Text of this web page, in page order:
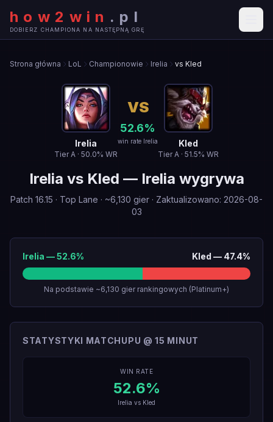
how2win . pl
DOBIERZ CHAMPIONA NA NASTĘPNĄ GRĘ
Strona główna LoL Championowie Irelia vs Kled
Irelia
TierA · 50.0% WR
VS
52.6%
win rate Irelia Kled
TierA · 51.5% WR
Irelia vs Kled — Irelia wygrywa
Patch 16.15 · Top Lane · ~6,130 gier · Zaktualizowano: 2026-08-
03
Irelia —52.6% Kled — 47.4%
Na podstawie ~6,130 gier rankingowych (Platinum+)
STATYSTYKI MATCHUPU @ 15 MINUT
WIN RATE
52.6%
Irelia vs Kled